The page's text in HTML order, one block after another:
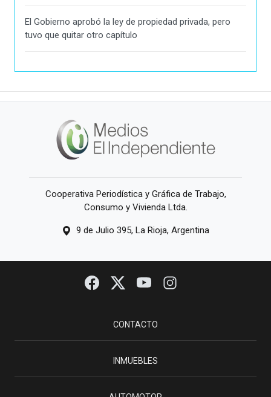
El Gobierno aprobó la ley de propiedad privada, pero
tuvo que quitar otro capítulo
Cooperativa Periodística y Gráfica de Trabajo,
Consumo y Vivienda Ltda.
9 de Julio 395, La Rioja, Argentina
CONTACTO
INMUEBLES